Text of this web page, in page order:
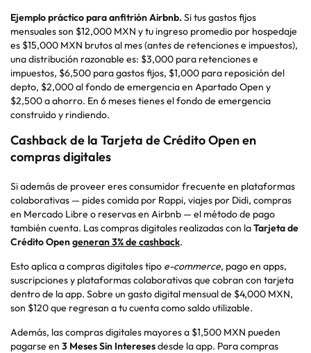
Ejemplo práctico para anfitrión Airbnb. Si tus gastos fijos
mensuales son $12,000 MXN y tu ingreso promedio por hospedaje
es $15,000 MXN brutos al mes (antes de retenciones e impuestos),
una distribución razonable es: $3,000 para retenciones e
impuestos, $6,500 para gastos fijos, $1,000 para reposición del
depto, $2,000 al fondo de emergencia en Apartado Open y
$2,500 a ahorro. En 6 meses tienes el fondo de emergencia
construido y rindiendo.
Cashbackde la Tarjeta de Crédito Open en
compras digitales
Si además de proveer eres consumidor frecuente en plataformas
colaborativas — pides comida por Rappi, viajes por Didi, compras
en Mercado Libre o reservas en Airbnb — el método de pago
también cuenta. Las compras digitales realizadas con laTarjeta de
Crédito Opengeneran3% decashback.
Esto aplica a compras digitales tipo e-commerce, pago en apps,
suscripciones y plataformas colaborativas que cobran con tarjeta
dentro de laapp. Sobre un gasto digital mensual de $4,000 MXN,
son $120 que regresan a tu cuenta como saldo utilizable.
Además, las compras digitales mayores a $1,500 MXN pueden
pagarse en 3 Meses Sin Interesesdesde laapp. Para compras